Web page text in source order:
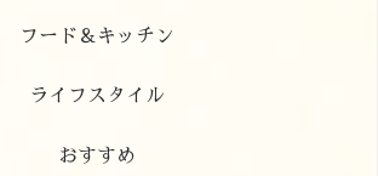
フード＆キッチン
ライフスタイル
おすすめ